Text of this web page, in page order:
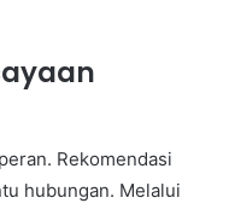
Rekomendasi
hubungan. Melalui